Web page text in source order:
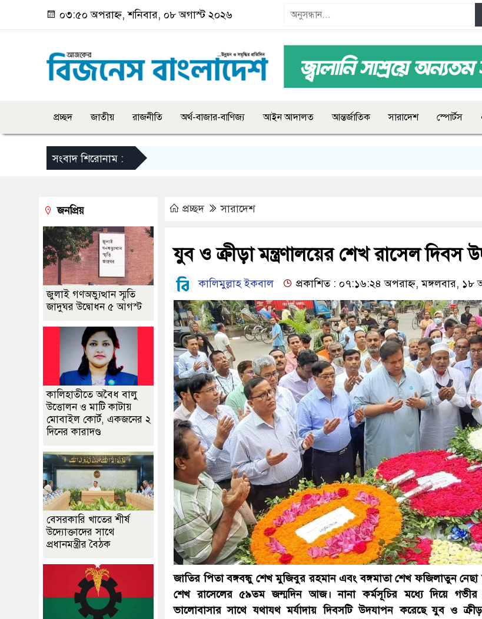
০৩:৫০ অপরাহ্ন, শনিবার, ০৮ অগাস্ট ২০২৬
প্রচ্ছদ জাতীয় রাজনীতি অর্থ-বাজার-বাণিজ্য আইন আদালত আন্তর্জাতিক সারাদেশ স্পোর্টস
সংবাদ শিরোনাম :
প্রচ্ছদ সারাদেশ
যুব ও ক্রীড়া মন্ত্রণালয়ের শেখ রাসেল দিবস
কালিমুল্লাহ ইকবাল প্রকাশিত : ০৭:১৬:২৪ অপরাহ্ন, মঙ্গলবার, ১৮
জাতির পিতা বঙ্গবন্ধু শেখ মুজিবুর রহমান এবং বঙ্গমাতা শেখ ফজিলাতুন নেছা
শেখ রাসেলের ৫৯তম জন্মদিন আজ। নানা কর্মসূচির মধ্যে দিয়ে গভীর
ভালোবাসার সাথে যথাযথ মর্যাদায় দিবসটি উদযাপন করেছে যুব ও
জনপ্রিয়
জুলাই গণঅভ্যুত্থান স্মৃতি
জাদুঘর উদ্বোধন ৫ আগস্ট
কালিহাতীতে অবৈধ বালু
উত্তোলন ও মাটি কাটায়
মোবাইল কোর্ট, একজনের ২
দিনের কারাদণ্ড
বেসরকারি খাতের শীর্ষ
উদ্যোক্তাদের সাথে
প্রধানমন্ত্রীর বৈঠক